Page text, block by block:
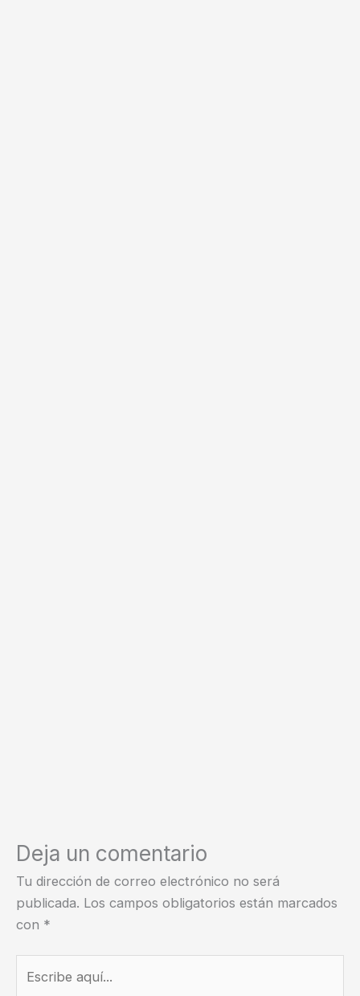
Deja un comentario
Tu dirección de correo electrónico no será
publicada. Los campos obligatorios están marcados
con *
aquí...